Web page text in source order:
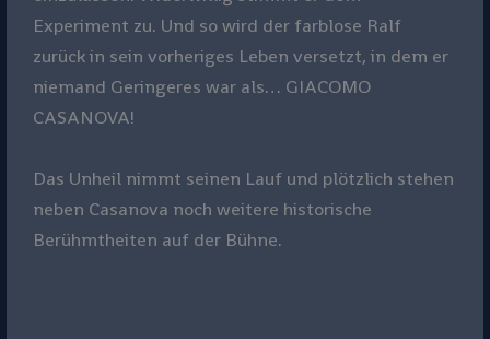
Experiment zu. Und so wird der farblose Ralf
zurück in sein vorheriges Leben versetzt, in dem er
niemand Geringeres war als… GIACOMO
CASANOVA!
Das Unheil nimmt seinen Lauf und plötzlich stehen
neben Casanova noch weitere historische
Berühmtheiten auf der Bühne.